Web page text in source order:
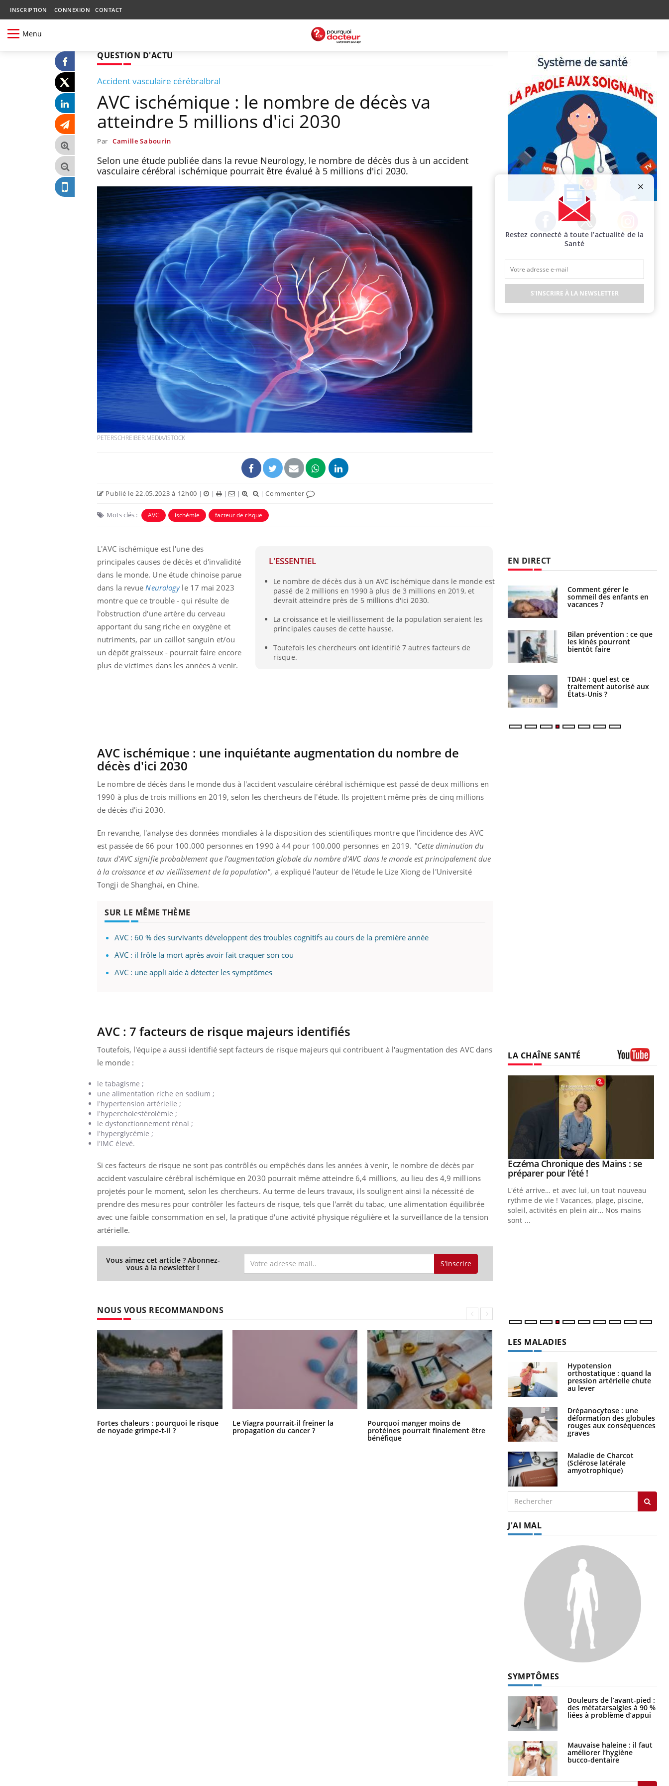
INSCRIPTION CONNEXION CONTACT
Menu
QUESTION D'ACTU
Accident vasculaire cérébralbral
AVC ischémique : le nombre de décès va
atteindre 5 millions d'ici 2030
Par Camille Sabourin
Selon une étude publiée dans la revue Neurology, le nombre de décès dus à un accident
vasculaire cérébral ischémique pourrait être évalué à 5 millions d'ici 2030.
PETERSCHREIBER.MEDIA/ISTOCK
Publié le 22.05.2023 à 12h00 | | | | |Commenter
Mots clés : AVC ischémie facteur de risque
L'ESSENTIEL
Le nombre de décès dus à un AVC ischémique dans le monde est
passé de 2 millions en 1990 à plus de 3 millions en 2019, et
devrait atteindre près de 5 millions d'ici 2030.
La croissance et le vieillissement de la population seraient les
principales causes de cette hausse.
Toutefois les chercheurs ont identifié 7 autres facteurs de
risque.
L'AVC ischémique est l'une des
principales causes de décès et d'invalidité
dans le monde. Une étude chinoise parue
dans la revue Neurologyle 17 mai 2023
montre que ce trouble - qui résulte de
l'obstruction d'une artère du cerveau
apportant du sang riche en oxygène et
nutriments, par un caillot sanguin et/ou
un dépôt graisseux - pourrait faire encore
plus de victimes dans les années à venir.
AVC ischémique : une inquiétante augmentation du nombre de
décès d'ici 2030
Le nombre de décès dans le monde dus à l'accident vasculaire cérébral ischémique est passé de deux millions en
1990 à plus de trois millions en 2019, selon les chercheurs de l'étude. Ils projettent même près de cinq millions
de décès d'ici 2030.
En revanche, l'analyse des données mondiales à la disposition des scientifiques montre que l'incidence des AVC
est passée de 66 pour 100.000 personnes en 1990 à 44 pour 100.000 personnes en 2019. "Cette diminution du
taux d'AVC signifie probablement que l'augmentation globale du nombre d'AVC dans le monde est principalement due
à la croissance et au vieillissement de la population", a expliqué l'auteur de l'étude le Lize Xiong de l'Université
Tongji de Shanghai, en Chine.
SUR LE MÊME THÈME
AVC : 60 % des survivants développent des troubles cognitifs au cours de la première année
AVC : il frôle la mort après avoir fait craquer son cou
AVC : une appli aide à détecter les symptômes
AVC : 7 facteurs de risque majeurs identifiés
Toutefois, l'équipe a aussi identifié sept facteurs de risque majeurs qui contribuent à l'augmentation des AVC dans
le monde :
le tabagisme ;
une alimentation riche en sodium ;
l'hypertension artérielle ;
l'hypercholestérolémie ;
le dysfonctionnement rénal ;
l'hyperglycémie ;
l'IMC élevé.
Si ces facteurs de risque ne sont pas contrôlés ou empêchés dans les années à venir, le nombre de décès par
accident vasculaire cérébral ischémique en 2030 pourrait même atteindre 6,4 millions, au lieu des 4,9 millions
projetés pour le moment, selon les chercheurs. Au terme de leurs travaux, ils soulignent ainsi la nécessité de
prendre des mesures pour contrôler les facteurs de risque, tels que l'arrêt du tabac, une alimentation équilibrée
avec une faible consommation en sel, la pratique d'une activité physique régulière et la surveillance de la tension
artérielle.
Vous aimez cet article ? Abonnez-
vous à la newsletter ! S'inscrire
NOUS VOUS RECOMMANDONS
Fortes chaleurs : pourquoi le risque
de noyade grimpe-t-il ?
Le Viagra pourrait-il freiner la
propagation du cancer ?
Pourquoi manger moins de
protéines pourrait finalement être
bénéfique
Grossesse et chaleur : ce que dit la
science
Facebook Twitter Instagram
EN DIRECT
Fortes chaleurs :
pourquoi le risque de
noyade grimpe-t-il ?
Le Viagra pourrait-il
freiner la propagation du
cancer ?
Grossesse et chaleur : ce
que dit la science
Le smartphone nuit-il à
lecture ?
Mordue par un
barracuda, une petite fille
secourue grâce à un
contamination ?
Comment gérer le
sommeil des enfants en
vacances ?
Bilan prévention : ce que
les kinés pourront
bientôt faire
TDAH : quel est ce
traitement autorisé aux
États-Unis ?
LA CHAÎNE SANTÉ
Eczéma Chronique des Mains :
expliquer ma maladie Youtube
Il y a des sujets qui sont faciles à aborder...
d'autres non ! D'un côté, poser des
questions sur la maladie d'un proche c'est
Youtube
Carence en fer : comprendre pour
prévenir Youtube
Fatigue, irritabilité, brouillard mental ou
même alopécie… Les symptômes de la
carence en fer sont multiples ce qui la rend
...
Youtube
Insuline & Charge mentale : et si on
osait en parler?? Youtube
En 2026, l'insuline dans le diabète de type 2
reste entourée d'idées reçues chez les
patients comme parfois chez les soignants.
Youtube
Eczéma Chronique des Mains : se
préparer pour l’été !Youtube
L'été arrive… et avec lui, un tout nouveau
rythme de vie ! Vacances, plage, piscine,
soleil, activités en plein air… Nos mains
sont ...
LES MALADIES
Hypotension
orthostatique : quand la
pression artérielle chute
au lever
Drépanocytose : une
déformation des globules
rouges aux conséquences
graves
Maladie de Charcot
(Sclérose latérale
amyotrophique)
J'AI MAL
SYMPTÔMES
Douleurs de l’avant-pied :
des métatarsalgies à 90 %
liées à problème d’appui
Mauvaise haleine : il faut
améliorer l’hygiène
bucco-dentaire
Restez connecté à toute l’actualité de la
Santé
S'INSCRIRE À LA NEWSLETTER